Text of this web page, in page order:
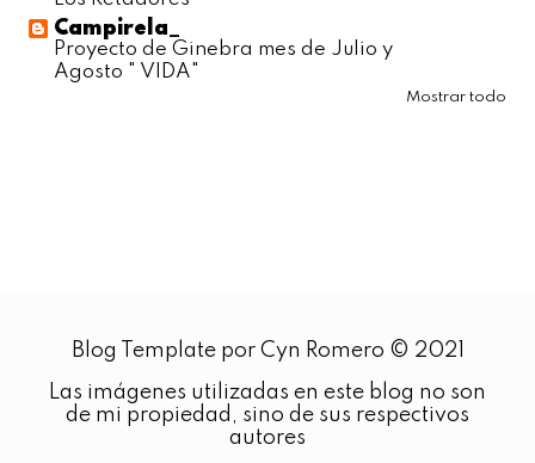
Campirela_
Proyecto de Ginebra mes de Julio y
Agosto " VIDA"
Mostrar todo
Blog Template por Cyn Romero © 2021
Las imágenes utilizadas en este blog no son
de mi propiedad, sino de sus respectivos
autores